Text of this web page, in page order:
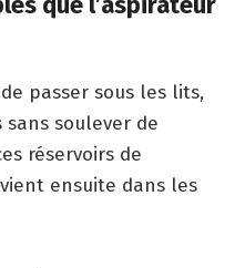
passer sous les lits,
soulever de
réservoirs de
ensuite dans les